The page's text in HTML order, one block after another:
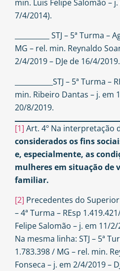
min. Luis Felipe Salomão –
7/4/2014).
__________ STJ – 5ª Turma
MG – rel. min. Reynaldo
2/4/2019 – DJe de 16/4/2019.
___________STJ – 5ª Turma
min. Ribeiro Dantas – j. em
20/8/2019.
[1] Art. 4º Na interpretação
considerados os fins
e, especialmente, as
mulheres em situação de
familiar.
[2] Precedentes do Superior
– 4ª Turma – REsp
Felipe Salomão – j. em 11/
Na mesma linha: STJ – 5ª
1.783.398 / MG – rel. min.
Fonseca – j. em 2/4/2019 –